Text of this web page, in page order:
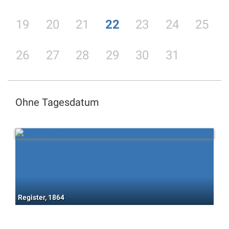
19 20 21 22 23 24 25
26 27 28 29 30 31
Ohne Tagesdatum
Register, 1864